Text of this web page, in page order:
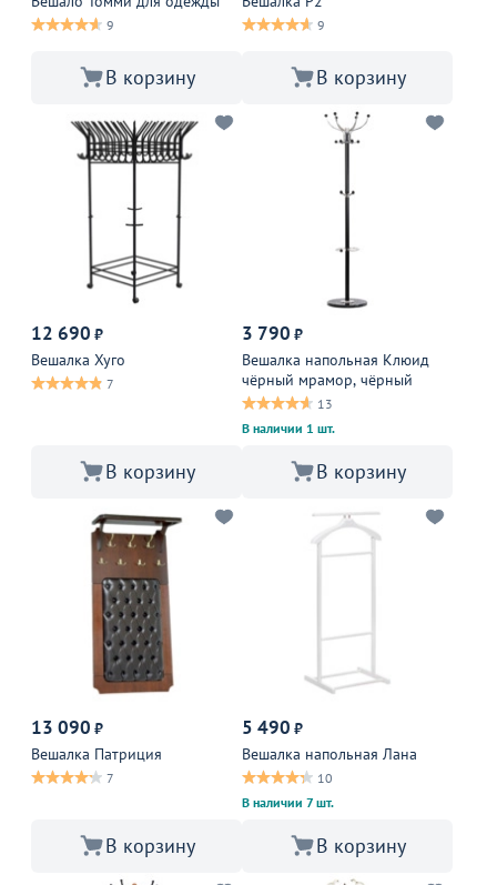
9
В корзину
9
В корзину
12 690 ₽
Вешалка Хуго
7
В корзину
3 790 ₽
Вешалка напольная Клюид
чёрный мрамор, чёрный
13
В наличии 1 шт.
В корзину
13 090 ₽
Вешалка Патриция
7
В корзину
5 490 ₽
Вешалка напольная Лана
10
В наличии 7 шт.
В корзину